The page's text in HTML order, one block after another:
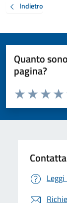
Indietro
Quanto
pagina?
Valuta da 1 a 5
Valuta
Valuta 2
Valuta 1 stelle